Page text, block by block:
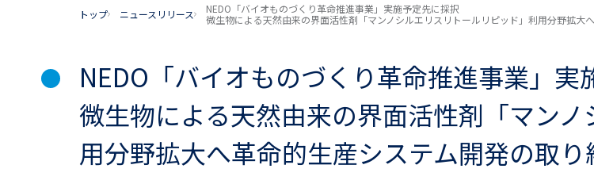
トップ ニュースリリース
NEDO「バイオものづくり革命推進事業」実施予定先に採択
微生物による天然由来の界面活性剤「マンノシルエリスリトールリピッド」利用分野拡大へ革命的
NEDO「バイオものづくり革命推進事業」実
微生物による天然由来の界面活性剤「マン
用分野拡大へ革命的生産システム開発の取